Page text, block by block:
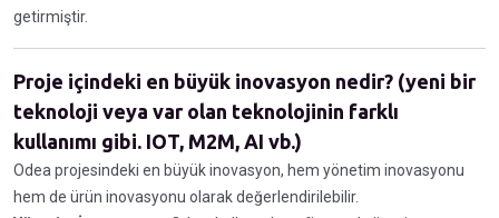
getirmiştir.
Proje içindeki en büyük inovasyon nedir? (yeni bir
teknoloji veya var olan teknolojinin farklı
kullanımı gibi. IOT, M2M, AI vb.)
Odea projesindeki en büyük inovasyon, hem yönetim inovasyonu
hem de ürün inovasyonu olarak değerlendirilebilir.